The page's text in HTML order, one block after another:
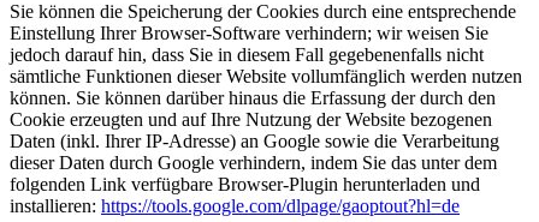
Sie können die Speicherung der Cookies durch eine entsprechende
Einstellung Ihrer Browser-Software verhindern; wir weisen Sie
jedoch darauf hin, dass Sie in diesem Fall gegebenenfalls nicht
sämtliche Funktionen dieser Website vollumfänglich werden nutzen
können. Sie können darüber hinaus die Erfassung der durch den
Cookie erzeugten und auf Ihre Nutzung der Website bezogenen
Daten (inkl. Ihrer IP-Adresse) an Google sowie die Verarbeitung
dieser Daten durch Google verhindern, indem Sie das unter dem
folgenden Link verfügbare Browser-Plugin herunterladen und
installieren: https://tools.google.com/dlpage/gaoptout?hl=de